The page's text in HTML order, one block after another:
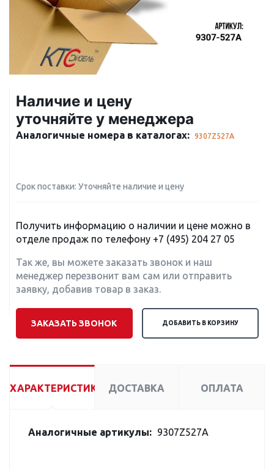
Наличие и цену
уточняйте у менеджера
Аналогичные номера в каталогах: 9307Z527A
Срок поставки: Уточняйте наличие и цену
Получить информацию о наличии и цене можно в
отделе продаж по телефону +7 (495) 204 27 05
Так же, вы можете заказать звонок и наш
менеджер перезвонит вам сам или отправить
заявку, добавив товар в заказ.
ЗАКАЗАТЬ ЗВОНОК ДОБАВИТЬ В КОРЗИНУ
ХАРАКТЕРИСТИКИ ДОСТАВКА ОПЛАТА
Аналогичные артикулы: 9307Z527A